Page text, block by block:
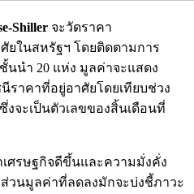
Shiller จะวัดราคา
ยในสหรัฐฯ โดยติดตามการ
นนำ 20 แห่ง มูลค่าจะแสดง
ราคาที่อยู่อาศัยโดยเทียบช่วง
จะเป็นตัวเลขของสิ้นเดือนที่
ศรษฐกิจดีขึ้นและความมั่งคั่ง
วนมูลค่าที่ลดลงมักจะบ่งชี้ภาวะ